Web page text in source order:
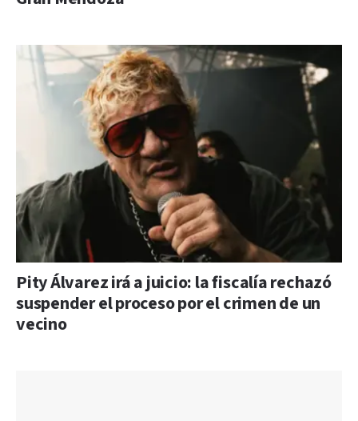
Pity Álvarez irá a juicio: la fiscalía rechazó
suspender el proceso por el crimen de un
vecino